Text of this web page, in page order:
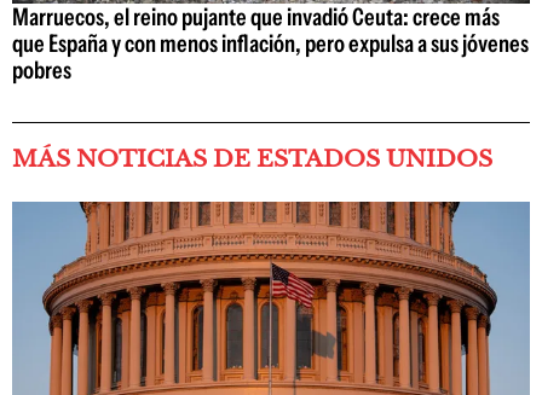
Marruecos, el reino pujante que invadió Ceuta: crece más
que España y con menos inflación, pero expulsa a sus jóvenes
pobres
MÁS NOTICIAS DE ESTADOS UNIDOS